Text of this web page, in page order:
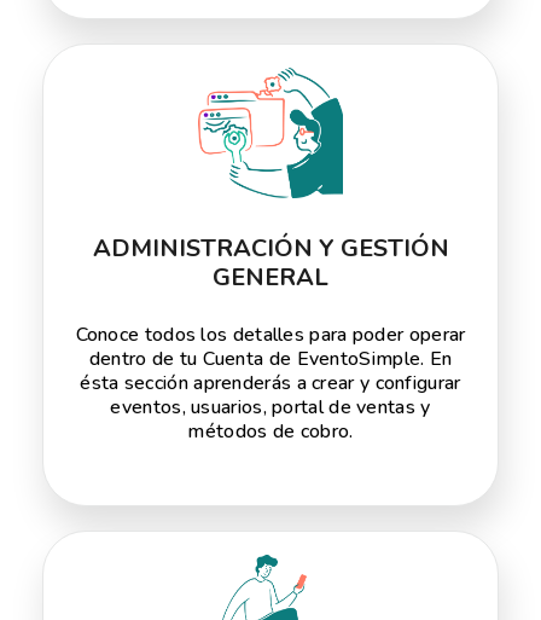
ADMINISTRACIÓN Y GESTIÓN
GENERAL
Conoce todos los detalles para poder operar
dentro de tu Cuenta de EventoSimple. En
ésta sección aprenderás a crear y configurar
eventos, usuarios, portal de ventas y
métodos de cobro.